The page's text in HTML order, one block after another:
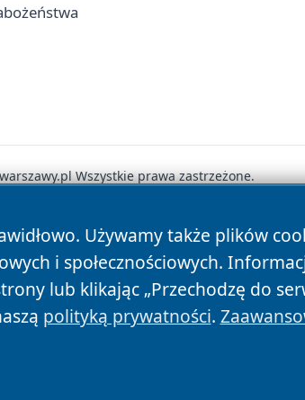
Używamy także plików
i społecznościowych.
lub klikając „Przechodzę do
polityką prywatności.
Wszystkie prawa zastrzeżone.
Prywatności Polityka Cookies